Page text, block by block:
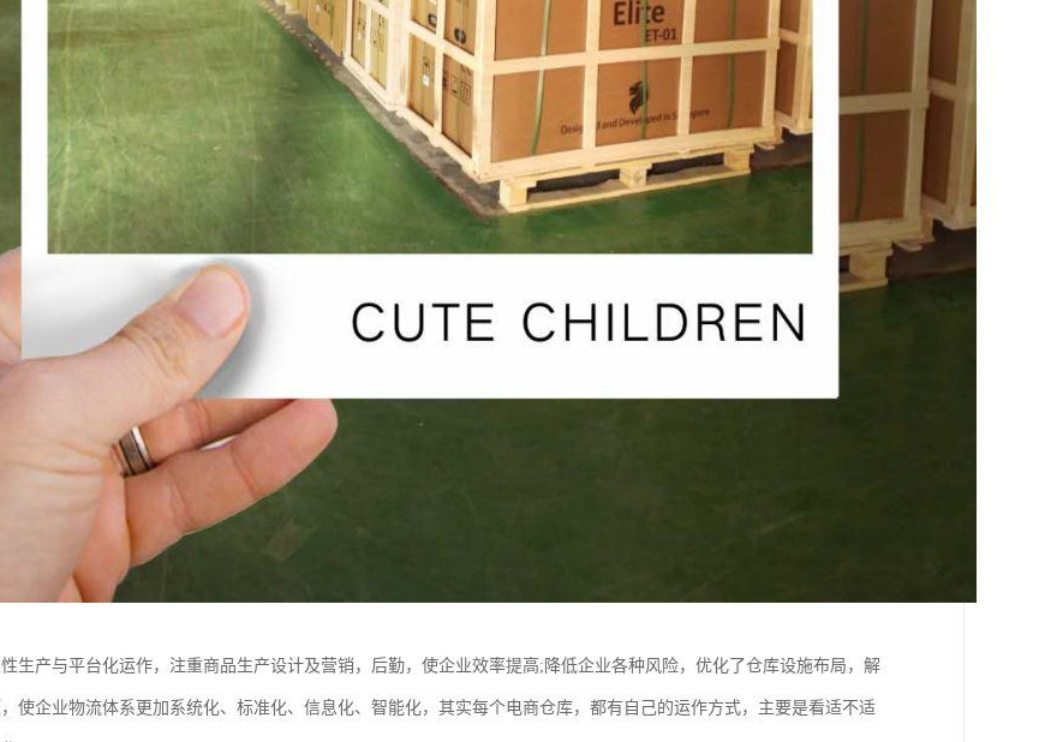
生产与平台化运作，注重商品生产设计及营销，后勤，使企业效率提高;降低企业各种风险，优化了仓库设施布局，解
使企业物流体系更加系统化、标准化、信息化、智能化，其实每个电商仓库，都有自己的运作方式，主要是看适不适